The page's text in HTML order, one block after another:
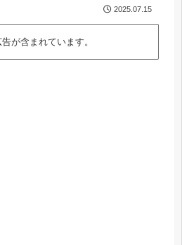
2025.07.15
が含まれています。